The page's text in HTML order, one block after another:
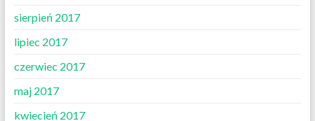
sierpień 2017
lipiec 2017
czerwiec 2017
maj 2017
kwiecień 2017